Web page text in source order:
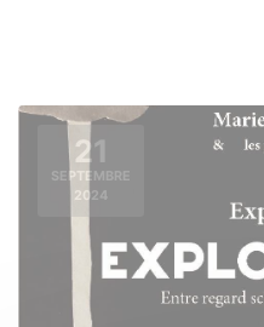
21
SEPTEMBRE
2024